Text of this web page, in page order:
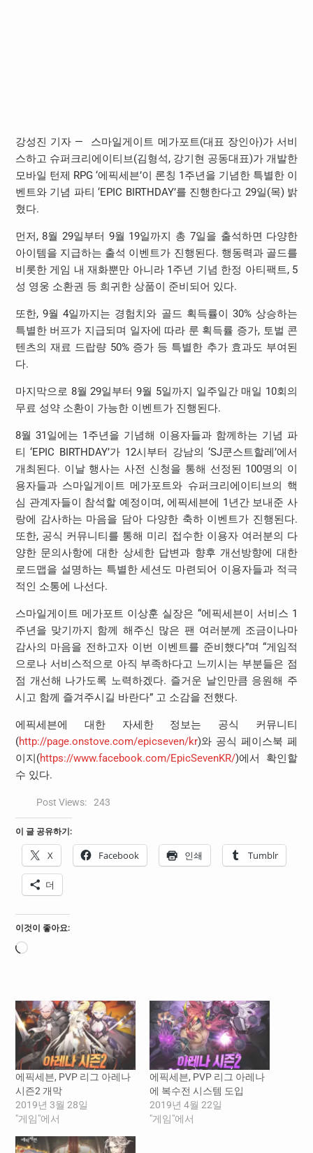
강성진 기자 — 스마일게이트 메가포트(대표 장인아)가 서비
스하고 슈퍼크리에이티브(김형석, 강기현 공동대표)가 개발한
모바일 턴제 RPG ‘에픽세븐’이 론칭 1주년을 기념한 특별한 이
벤트와 기념 파티 ‘EPIC BIRTHDAY’를 진행한다고 29일(목) 밝
혔다.
먼저, 8월 29일부터 9월 19일까지 총 7일을 출석하면 다양한
아이템을 지급하는 출석 이벤트가 진행된다. 행동력과 골드를
비롯한 게임 내 재화뿐만 아니라 1주년 기념 한정 아티팩트, 5
성 영웅 소환권 등 희귀한 상품이 준비되어 있다.
또한, 9월 4일까지는 경험치와 골드 획득률이 30% 상승하는
특별한 버프가 지급되며 일자에 따라 룬 획득률 증가, 토벌 콘
텐츠의 재료 드랍량 50% 증가 등 특별한 추가 효과도 부여된
다.
마지막으로 8월 29일부터 9월 5일까지 일주일간 매일 10회의
무료 성약 소환이 가능한 이벤트가 진행된다.
8월 31일에는 1주년을 기념해 이용자들과 함께하는 기념 파
티 ‘EPIC BIRTHDAY’가 12시부터 강남의 ‘SJ쿤스트할레’에서
개최된다. 이날 행사는 사전 신청을 통해 선정된 100명의 이
용자들과 스마일게이트 메가포트와 슈퍼크리에이티브의 핵
심 관계자들이 참석할 예정이며, 에픽세븐에 1년간 보내준 사
랑에 감사하는 마음을 담아 다양한 축하 이벤트가 진행된다.
또한, 공식 커뮤니티를 통해 미리 접수한 이용자 여러분의 다
양한 문의사항에 대한 상세한 답변과 향후 개선방향에 대한
로드맵을 설명하는 특별한 세션도 마련되어 이용자들과 적극
적인 소통에 나선다.
스마일게이트 메가포트 이상훈 실장은 “에픽세븐이 서비스 1
주년을 맞기까지 함께 해주신 많은 팬 여러분께 조금이나마
감사의 마음을 전하고자 이번 이벤트를 준비했다”며 “게임적
으로나 서비스적으로 아직 부족하다고 느끼시는 부분들은 점
점 개선해 나가도록 노력하겠다. 즐거운 날인만큼 응원해 주
시고 함께 즐겨주시길 바란다” 고 소감을 전했다.
에픽세븐에 대한 자세한 정보는 공식 커뮤니티
(http://page.onstove.com/epicseven/kr)와 공식 페이스북 페
이지(https://www.facebook.com/EpicSevenKR/)에서 확인할
수 있다.
Post Views: 243
이 글 공유하기:
X Facebook 인쇄 Tumblr
더
이것이 좋아요:
로
에픽세븐, PVP 리그 아레나
시즌2 개막
2019년 3월 28일
"게임"에서
에픽세븐, PVP 리그 아레나
에 복수전 시스템 도입
2019년 4월 22일
"게임"에서